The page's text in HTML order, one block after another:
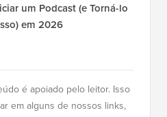
um Podcast (e Torná-lo
em 2026
é apoiado pelo leitor. Isso
em alguns de nossos links,